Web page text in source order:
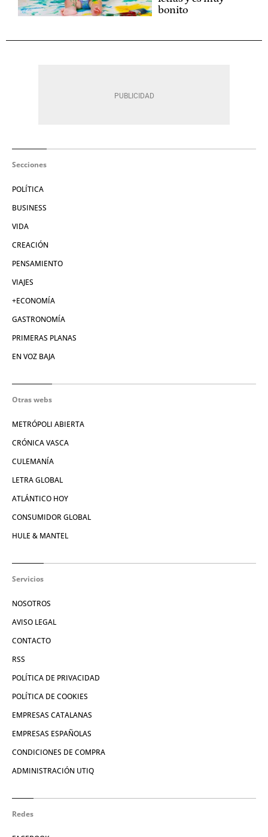
bonito
Secciones
POLÍTICA
BUSINESS
VIDA
CREACIÓN
PENSAMIENTO
VIAJES
+ECONOMÍA
GASTRONOMÍA
PRIMERAS PLANAS
EN VOZ BAJA
Otras webs
METRÓPOLI ABIERTA
CRÓNICA VASCA
CULEMANÍA
LETRA GLOBAL
ATLÁNTICO HOY
CONSUMIDOR GLOBAL
HULE & MANTEL
Servicios
NOSOTROS
AVISO LEGAL
CONTACTO
RSS
POLÍTICA DE PRIVACIDAD
POLÍTICA DE COOKIES
EMPRESAS CATALANAS
EMPRESAS ESPAÑOLAS
CONDICIONES DE COMPRA
ADMINISTRACIÓN UTIQ
Redes